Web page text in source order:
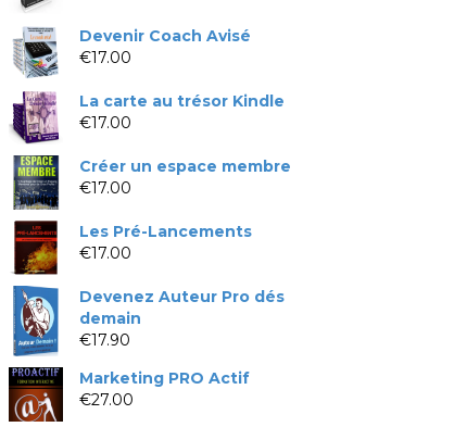
Devenir Coach Avisé
€17.00
La carte au trésor Kindle
€17.00
Créer un espace membre
€17.00
Les Pré-Lancements
€17.00
Devenez Auteur Pro dés
demain
€17.90
Marketing PRO Actif
€27.00